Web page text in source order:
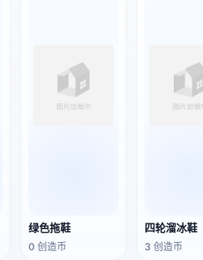
绿色拖鞋
0 创造币 3 创造币